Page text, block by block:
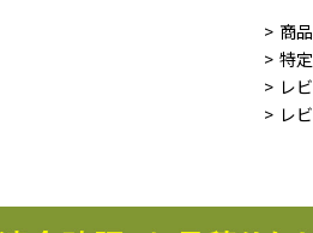
商
特
レ
レ